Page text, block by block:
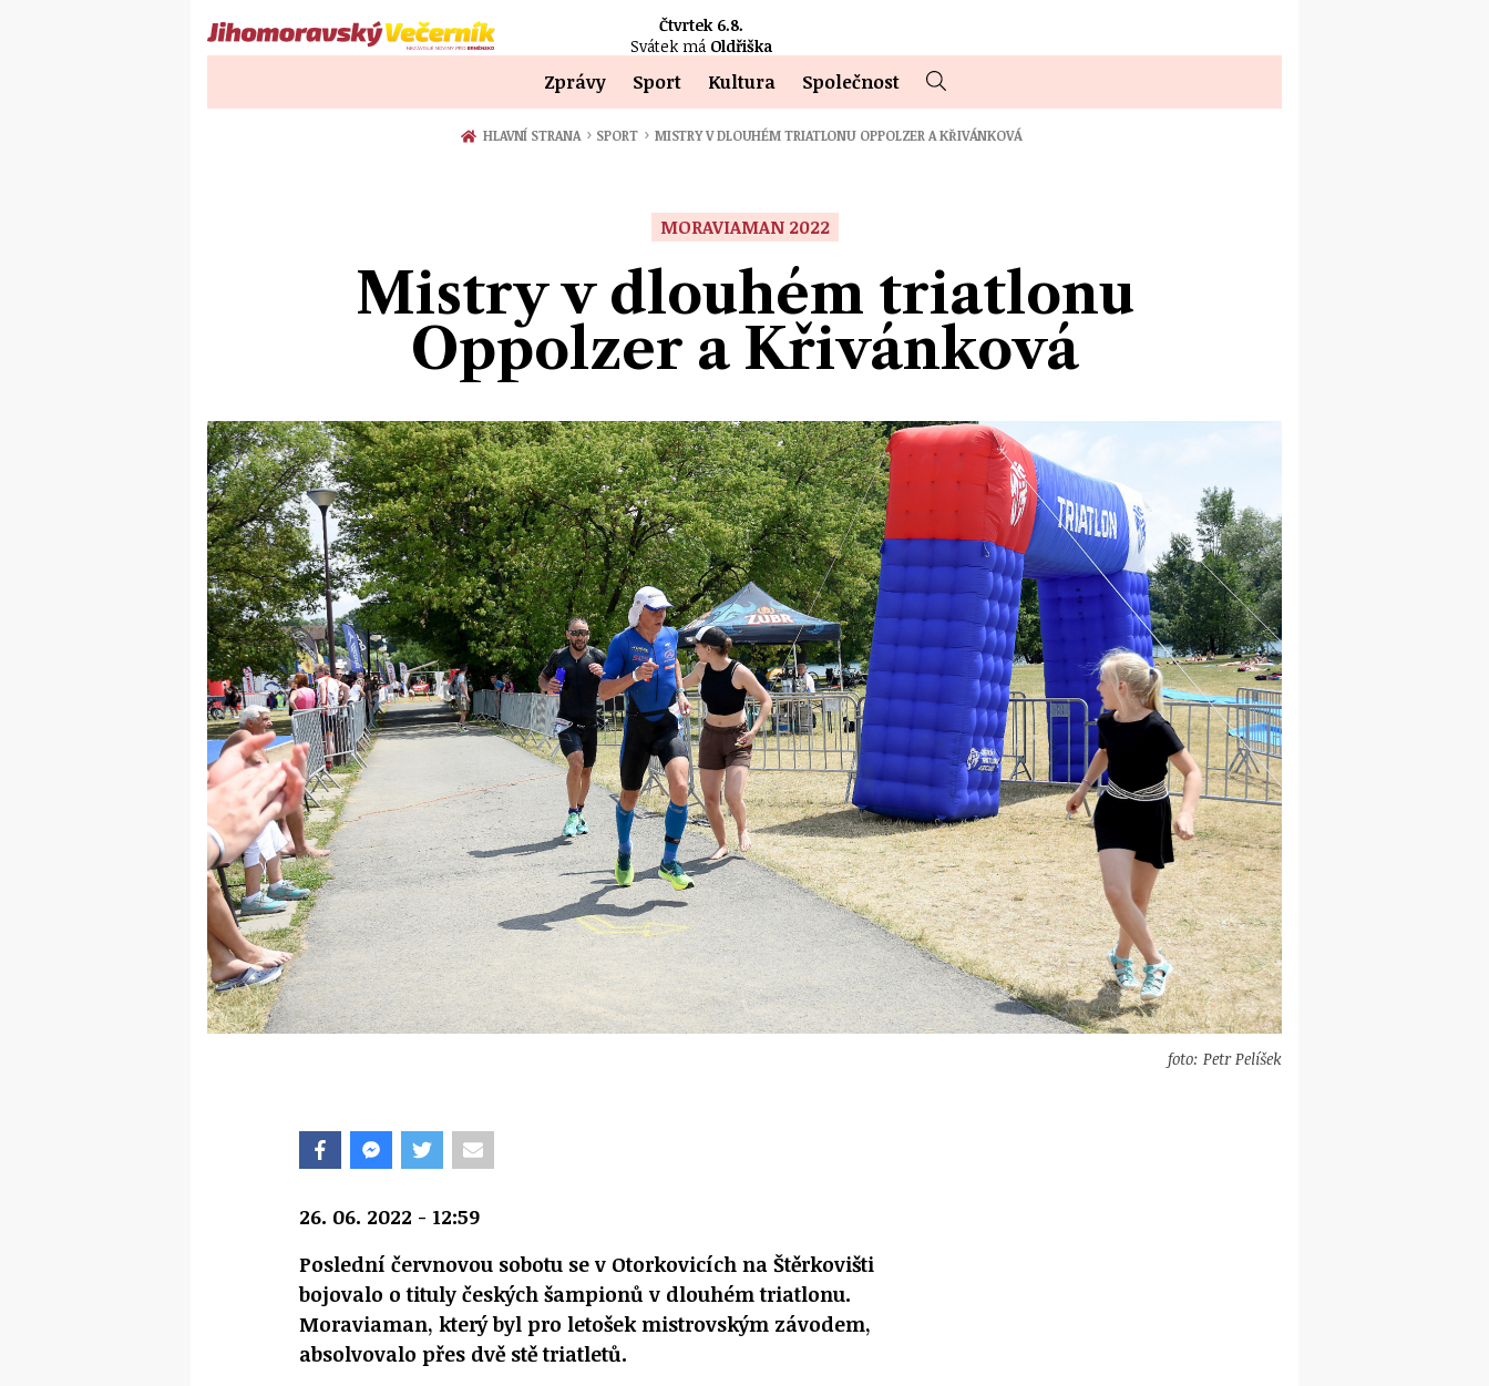
Čtvrtek 6.8.
Svátek má Oldřiška
Zprávy Sport Kultura Společnost
HLAVNÍ STRANA › SPORT › MISTRY V DLOUHÉM TRIATLONU OPPOLZER A KŘIVÁNKOVÁ
MORAVIAMAN 2022
Mistry v dlouhém triatlonu
Oppolzer a Křivánková
foto: Petr Pelíšek
26. 06. 2022 - 12:59
Poslední červnovou sobotu se v Otorkovicích na Štěrkovišti
bojovalo o tituly českých šampionů v dlouhém triatlonu.
Moraviaman, který byl pro letošek mistrovským závodem,
absolvovalo přes dvě stě triatletů.